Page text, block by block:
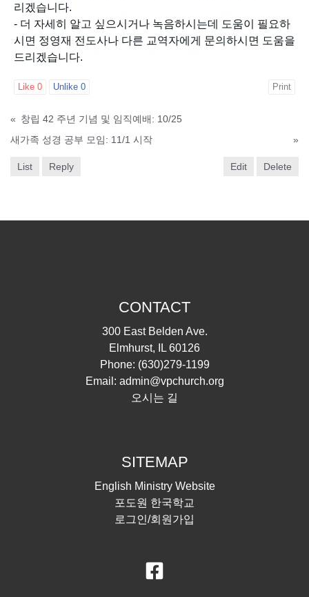
리겠습니다.
- 더 자세히 알고 싶으시거나 녹음하시는데 도움이 필요하
시면 정영재 전도사나 다른 교역자에게 문의하시면 도움을
드리겠습니다.
Like 0 Unlike 0 Print
« 창립 42 주년 기념 및 임직예배: 10/25
새가족 성경 공부 모임: 11/1 시작
»
List Reply Edit Delete
CONTACT
300 East Belden Ave.
Elmhurst, IL 60126
Phone: (630)279-1199
Email: admin@vpchurch.org
오시는 길
SITEMAP
English Ministry Website
포도원 한국학교
로그인/회원가입